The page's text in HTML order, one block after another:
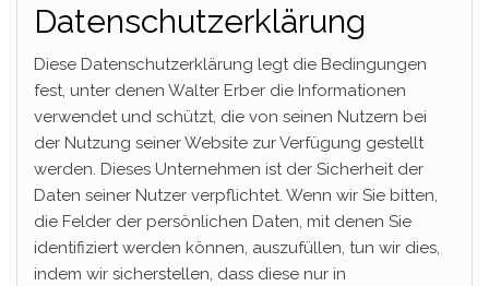
Datenschutzerklärung
Diese Datenschutzerklärung legt die Bedingungen
fest, unter denen Walter Erber die Informationen
verwendet und schützt, die von seinen Nutzern bei
der Nutzung seiner Website zur Verfügung gestellt
werden. Dieses Unternehmen ist der Sicherheit der
Daten seiner Nutzer verpflichtet. Wenn wir Sie bitten,
die Felder der persönlichen Daten, mit denen Sie
identifiziert werden können, auszufüllen, tun wir dies,
indem wir sicherstellen, dass diese nur in